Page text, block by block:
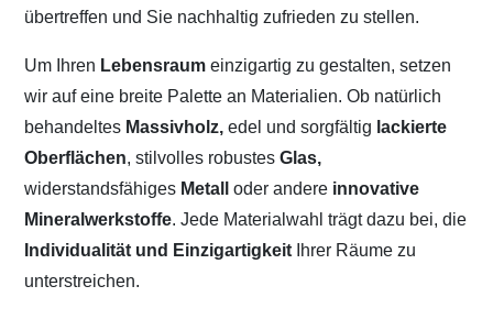
übertreffen und Sie nachhaltig zufrieden zu stellen.
Um Ihren Lebensraumeinzigartig zu gestalten, setzen
wir auf eine breite Palette an Materialien. Ob natürlich
behandeltes Massivholz, edel und sorgfältig lackierte
Oberflächen, stilvolles robustesGlas,
widerstandsfähiges Metalloder andere innovative
Mineralwerkstoffe. Jede Materialwahl trägt dazu bei, die
Individualität und Einzigartigkeit Ihrer Räume zu
unterstreichen.